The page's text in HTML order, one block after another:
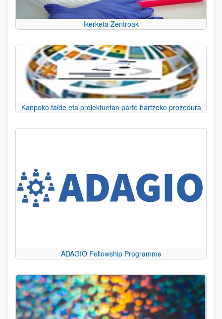
Ikerketa Zentroak
Kanpoko talde eta proiektuetan parte hartzeko prozedura
ADAGIO Fellowship Programme